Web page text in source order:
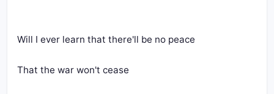
Will I ever learn that there'll be no peace
That the war won't cease